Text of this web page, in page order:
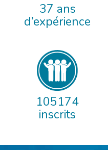
37 ans
d’expérience
105174
inscrits